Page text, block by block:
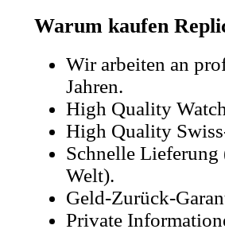
Warum kaufen
Wir arbeiten an
Jahren.
High Quality
High Quality
Schnelle Lieferung
Welt).
Geld-Zurück-
Private